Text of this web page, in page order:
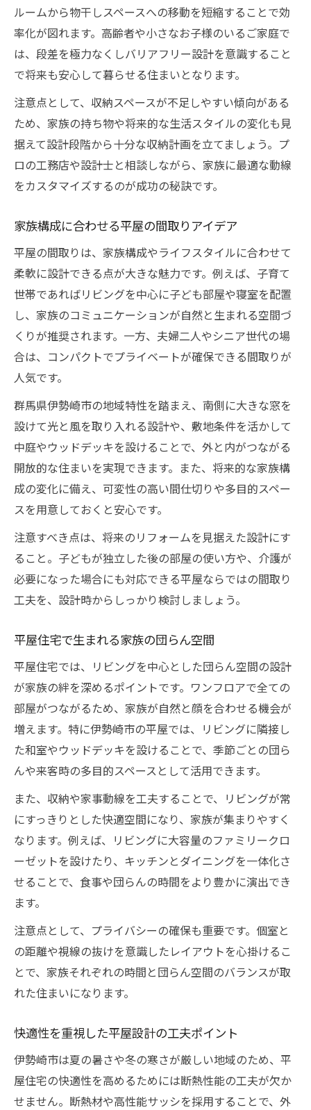
ルームから物干しスペースへの移動を短縮することで効
率化が図れます。高齢者や小さなお子様のいるご家庭で
は、段差を極力なくしバリアフリー設計を意識すること
で将来も安心して暮らせる住まいとなります。
注意点として、収納スペースが不足しやすい傾向がある
ため、家族の持ち物や将来的な生活スタイルの変化も見
据えて設計段階から十分な収納計画を立てましょう。プ
ロの工務店や設計士と相談しながら、家族に最適な動線
をカスタマイズするのが成功の秘訣です。
家族構成に合わせる平屋の間取りアイデア
平屋の間取りは、家族構成やライフスタイルに合わせて
柔軟に設計できる点が大きな魅力です。例えば、子育て
世帯であればリビングを中心に子ども部屋や寝室を配置
し、家族のコミュニケーションが自然と生まれる空間づ
くりが推奨されます。一方、夫婦二人やシニア世代の場
合は、コンパクトでプライベートが確保できる間取りが
人気です。
群馬県伊勢崎市の地域特性を踏まえ、南側に大きな窓を
設けて光と風を取り入れる設計や、敷地条件を活かして
中庭やウッドデッキを設けることで、外と内がつながる
開放的な住まいを実現できます。また、将来的な家族構
成の変化に備え、可変性の高い間仕切りや多目的スペー
スを用意しておくと安心です。
注意すべき点は、将来のリフォームを見据えた設計にす
ること。子どもが独立した後の部屋の使い方や、介護が
必要になった場合にも対応できる平屋ならではの間取り
工夫を、設計時からしっかり検討しましょう。
平屋住宅で生まれる家族の団らん空間
平屋住宅では、リビングを中心とした団らん空間の設計
が家族の絆を深めるポイントです。ワンフロアで全ての
部屋がつながるため、家族が自然と顔を合わせる機会が
増えます。特に伊勢崎市の平屋では、リビングに隣接し
た和室やウッドデッキを設けることで、季節ごとの団ら
んや来客時の多目的スペースとして活用できます。
また、収納や家事動線を工夫することで、リビングが常
にすっきりとした快適空間になり、家族が集まりやすく
なります。例えば、リビングに大容量のファミリークロ
ーゼットを設けたり、キッチンとダイニングを一体化さ
せることで、食事や団らんの時間をより豊かに演出でき
ます。
注意点として、プライバシーの確保も重要です。個室と
の距離や視線の抜けを意識したレイアウトを心掛けるこ
とで、家族それぞれの時間と団らん空間のバランスが取
れた住まいになります。
快適性を重視した平屋設計の工夫ポイント
伊勢崎市は夏の暑さや冬の寒さが厳しい地域のため、平
屋住宅の快適性を高めるためには断熱性能の工夫が欠か
せません。断熱材や高性能サッシを採用することで、外